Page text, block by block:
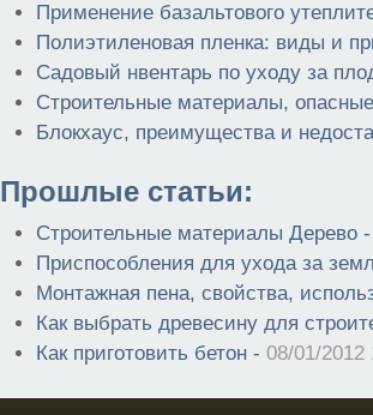
Применение базальтового
Полиэтиленовая пленка: виды и
Садовый нвентарь по уходу за
Строительные материалы,
Блокхаус, преимущества и
Прошлые статьи:
Строительные материалы Дерево -
Приспособления для ухода за
Монтажная пена, свойства,
Как выбрать древесину для
Как приготовить бетон -08/01/2012